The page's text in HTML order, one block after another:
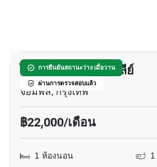
การยืนยันสถานะว่าง เมื่อวาน
ผ่านการตรวจสอบแล้ว
ไลฟ์ ลาดพร้าว แวลลีย์
จอมพล, กรุงเทพ
฿22,000/เดือน
1 ห้องนอน